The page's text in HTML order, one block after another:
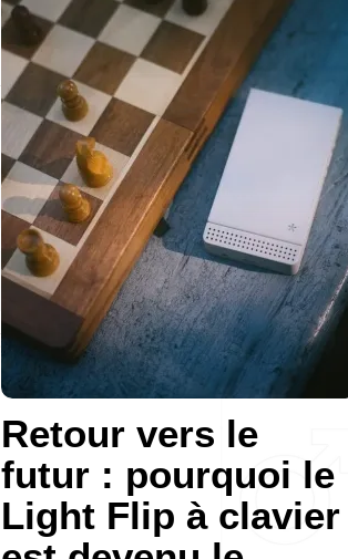
Retour vers le
futur : pourquoi le
Light Flip à clavier